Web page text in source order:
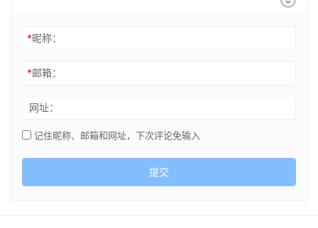
*昵称：
*邮箱：
网址：
记住昵称、邮箱和网址，下次评论免输入
提交